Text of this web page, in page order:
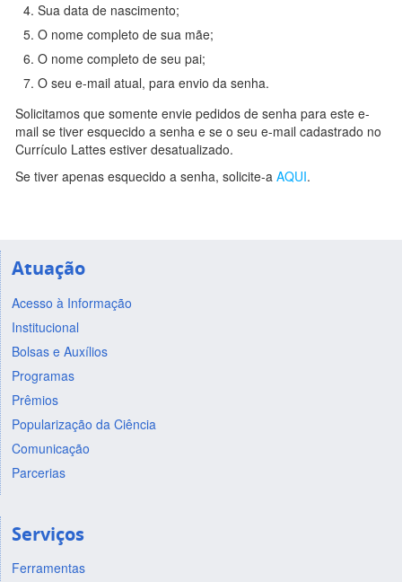
Sua data de nascimento;
O nome completo de sua mãe;
O nome completo de seu pai;
O seu e-mail atual, para envio da senha.
Solicitamos que somente envie pedidos de senha para este e-
mail se tiver esquecido a senha e se o seu e-mail cadastrado no
Currículo Lattes estiver desatualizado.
Se tiver apenas esquecido a senha, solicite-a AQUI.
Atuação
Acesso à Informação
Institucional
Bolsas e Auxílios
Programas
Prêmios
Popularização da Ciência
Comunicação
Parcerias
Serviços
Ferramentas